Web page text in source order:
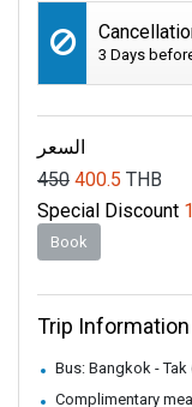
3 Days
السعر
450 400.5 THB
Special Discount
Book
Trip Information
Bus: Bangkok -
Complimentary meal